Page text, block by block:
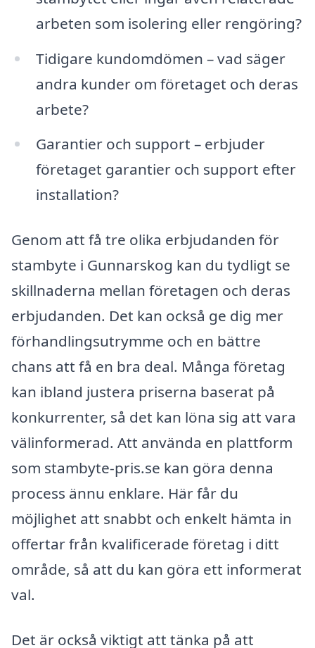
arbeten som isolering eller rengöring?
Tidigare kundomdömen – vad säger
andra kunder om företaget och deras
arbete?
Garantier och support – erbjuder
företaget garantier och support efter
installation?
Genom att få tre olika erbjudanden för
stambyte i Gunnarskog kan du tydligt se
skillnaderna mellan företagen och deras
erbjudanden. Det kan också ge dig mer
förhandlingsutrymme och en bättre
chans att få en bra deal. Många företag
kan ibland justera priserna baserat på
konkurrenter, så det kan löna sig att vara
välinformerad. Att använda en plattform
som stambyte-pris.se kan göra denna
process ännu enklare. Här får du
möjlighet att snabbt och enkelt hämta in
offertar från kvalificerade företag i ditt
område, så att du kan göra ett informerat
val.
Det är också viktigt att tänka på att